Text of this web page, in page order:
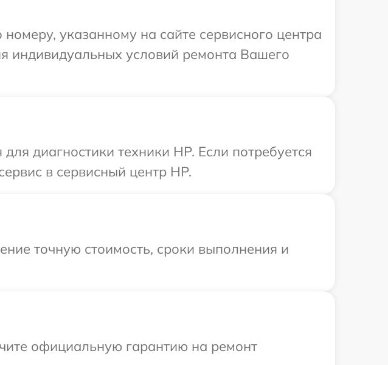
указанному на сайте сервисного центра
индивидуальных условий ремонта Вашего
диагностики техники HP. Если потребуется
в сервисный центр HP.
точную стоимость, сроки выполнения и
официальную гарантию на ремонт